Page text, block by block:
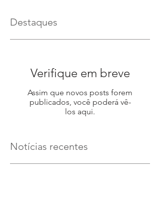
Destaques
Verifique em breve
Assim que novos posts forem
publicados, você poderá vê-
los aqui.
Notícias recentes